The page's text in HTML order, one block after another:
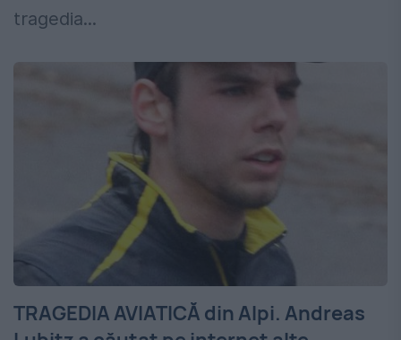
tragedia...
TRAGEDIA AVIATICĂ din Alpi. Andreas